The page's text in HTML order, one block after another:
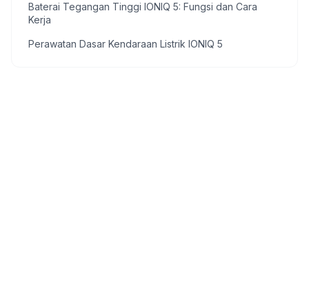
Baterai Tegangan Tinggi IONIQ 5: Fungsi dan Cara
Kerja
Perawatan Dasar Kendaraan Listrik IONIQ 5